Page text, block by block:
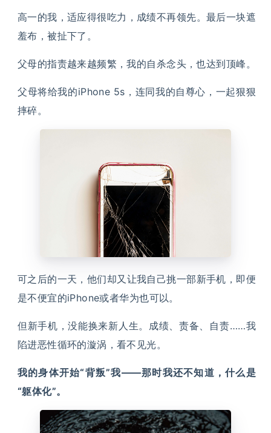
高一的我，适应得很吃力，成绩不再领先。最后一块遮
羞布，被扯下了。
父母的指责越来越频繁，我的自杀念头，也达到顶峰。
父母将给我的iPhone 5s，连同我的自尊心，一起狠狠
摔碎。
可之后的一天，他们却又让我自己挑一部新手机，即便
是不便宜的iPhone或者华为也可以。
但新手机，没能换来新人生。成绩、责备、自责……我
陷进恶性循环的漩涡，看不见光。
我的身体开始“背叛”我——那时我还不知道，什么是
“躯体化”。